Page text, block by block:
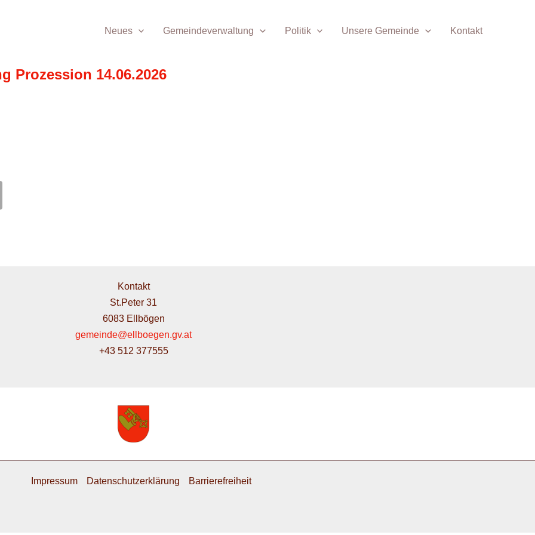
Neues Gemeindeverwaltung Politik Unsere Gemeinde Kontakt
Prozession 14.06.2026
Kontakt
St.Peter 31
6083 Ellbögen
gemeinde@ellboegen.gv.at
+43 512 377555
Impressum Datenschutzerklärung Barrierefreiheit